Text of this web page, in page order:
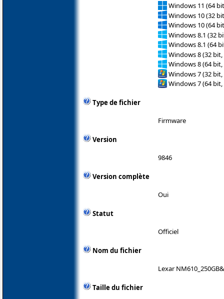
Windows 11 (64
Windows 10 (32
Windows 10 (64
Windows 8.1 (32
Windows 8.1 (64
Windows 8 (32 bit,
Windows 8 (64 bit,
Windows 7 (32 bit,
Windows 7 (64 bit,
Type de fichier
Firmware
Version
9846
Version complète
Oui
Statut
Officiel
Nom du fichier
Lexar
Taille du fichier